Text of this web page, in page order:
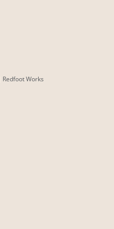
Redfoot Works